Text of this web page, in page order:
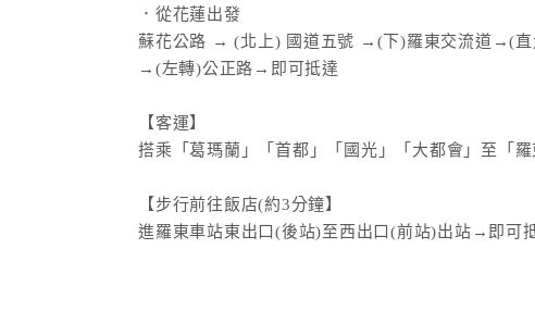
．從花蓮出發
蘇花公路 → (北上) 國道五號 →(下)羅東交流道→(直
→(左轉)公正路→即可抵達
【客運】
搭乘「葛瑪蘭」「首都」「國光」「大都會」至「
【步行前往飯店(約3分鐘】
進羅東車站東出口(後站)至西出口(前站)出站→即可